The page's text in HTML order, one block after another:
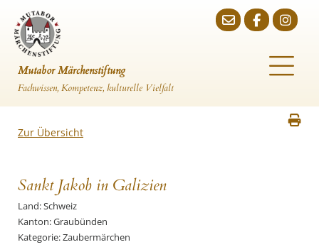
Mutabor Märchenstiftung
Fachwissen, Kompetenz, kulturelle Vielfalt
Zur Übersicht
Sankt Jakob in Galizien
Land: Schweiz
Kanton: Graubünden
Kategorie: Zaubermärchen